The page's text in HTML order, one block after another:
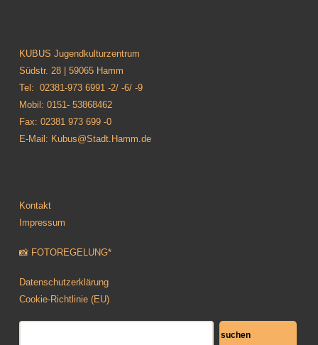
KUBUS Jugendkulturzentrum
Südstr. 28 | 59065 Hamm
Tel: 02381-973 6991 -2/ -6/ -9
Mobil: 0151- 53868462
Fax: 02381 973 699 -0
E-Mail: Kubus@Stadt.Hamm.de
Kontakt
Impressum
📸 FOTOREGELUNG*
Datenschutzerklärung
Cookie-Richtlinie (EU)